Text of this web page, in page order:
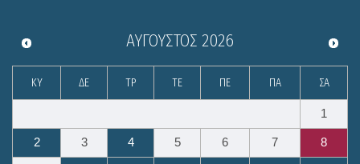
ΑΎΓΟΥΣΤΟΣ 2026
ΚΥ ΔΕ ΤΡ ΤΕ ΠΕ ΠΑ ΣΑ
1
2 3 4 5 6 7 8